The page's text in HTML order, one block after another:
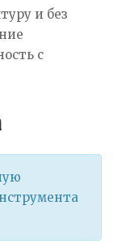
и без
с